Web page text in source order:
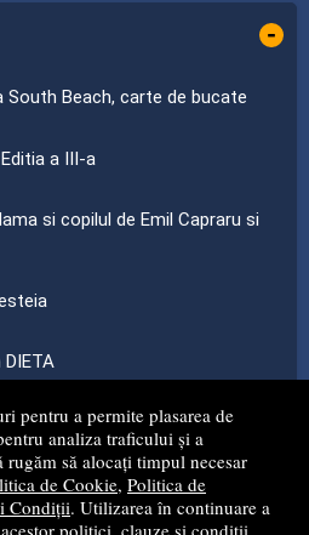
pentru a permite plasarea de
analiza traficului și a
să alocați timpul necesar
de Cookie, Politica de
Condiții. Utilizarea în continuare a
politici, clauze și condiții.
-
South Beach, carte de bucate
a III-a
si copilul de Emil Capraru si
NET DISTRIBUTION S.R.L.